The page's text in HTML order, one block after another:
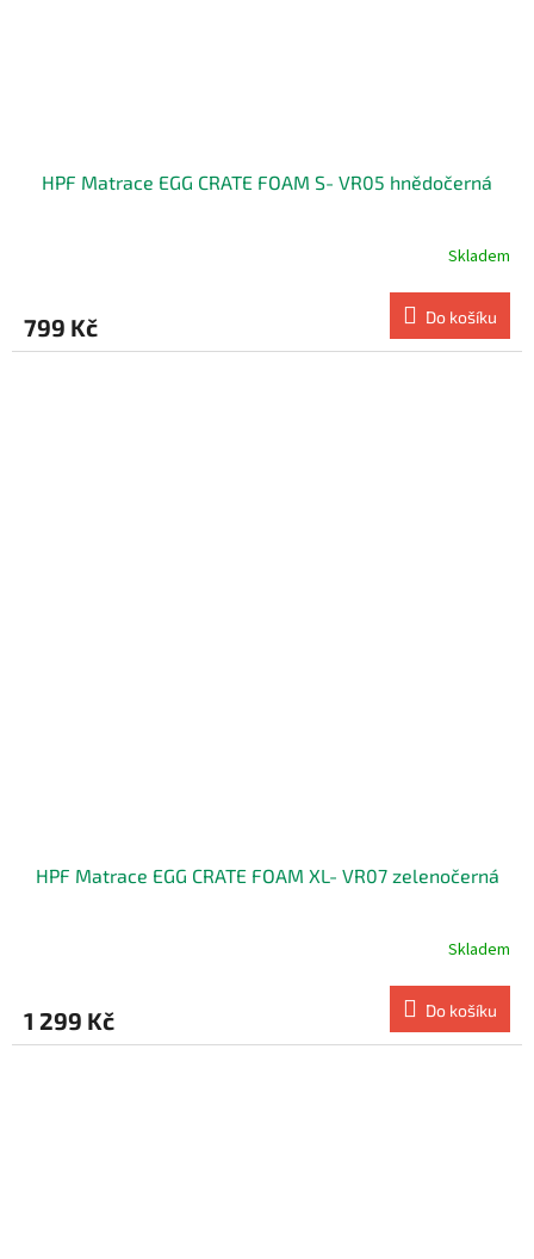
HPF Matrace EGG CRATE FOAM S- VR05 hnědočerná
Skladem
799 Kč Do košíku
HPF Matrace EGG CRATE FOAM XL- VR07 zelenočerná
Skladem
1 299 Kč Do košíku